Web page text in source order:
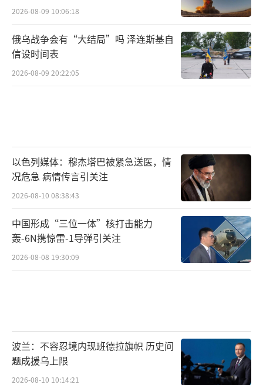
2026-08-09 10:06:18
俄乌战争会有“大结局”吗 泽连斯基自
信设时间表
2026-08-09 20:22:05
以色列媒体：穆杰塔巴被紧急送医，情
况危急 病情传言引关注
2026-08-10 08:38:43
中国形成“三位一体”核打击能力
轰-6N携惊雷-1导弹引关注
2026-08-08 19:30:09
波兰：不容忍境内现班德拉旗帜 历史问
题成援乌上限
2026-08-10 10:14:21